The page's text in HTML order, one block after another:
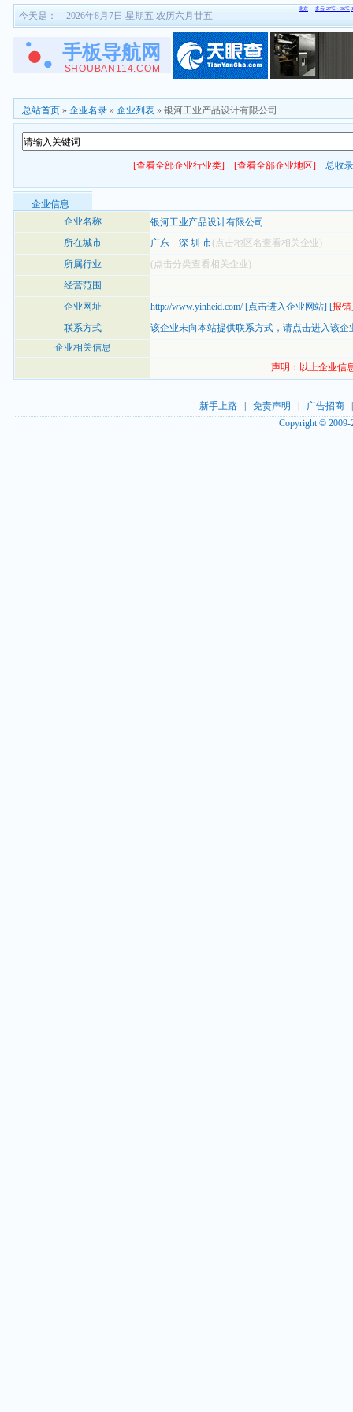
今天是： 2026年8月7日 星期五 农历六月廿五
总站首页 » 企业名录 » 企业列表 » 银河工业产品设计有限公司
[查看全部企业行业类] [查看全部企业地区] 总收
企业信息
企业名称
银河工业产品设计有限公司
所在城市
广东 深 圳 市(点击地区名查看相关企业)
所属行业
(点击分类查看相关企业)
经营范围
企业网址
http://www.yinheid.com/[点击进入企业网站] [报错
联系方式
该企业未向本站提供联系方式， 请点击进入该企
企业相关信息
声明：以上企业信
新手上路| 免责声明 广告招商
Copyright ©